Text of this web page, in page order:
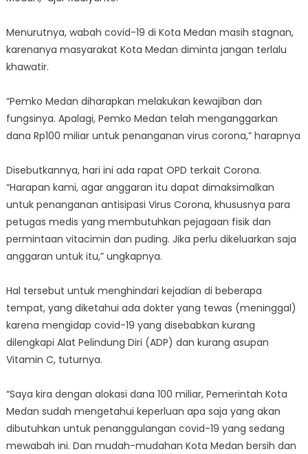
Menurutnya, wabah covid-19 di Kota Medan masih stagnan,
karenanya masyarakat Kota Medan diminta jangan terlalu
khawatir.
“Pemko Medan diharapkan melakukan kewajiban dan
fungsinya. Apalagi, Pemko Medan telah menganggarkan
dana Rp100 miliar untuk penanganan virus corona,” harapnya
Disebutkannya, hari ini ada rapat OPD terkait Corona.
“Harapan kami, agar anggaran itu dapat dimaksimalkan
untuk penanganan antisipasi Virus Corona, khususnya para
petugas medis yang membutuhkan pejagaan fisik dan
permintaan vitacimin dan puding. Jika perlu dikeluarkan saja
anggaran untuk itu,” ungkapnya.
Hal tersebut untuk menghindari kejadian di beberapa
tempat, yang diketahui ada dokter yang tewas (meninggal)
karena mengidap covid-19 yang disebabkan kurang
dilengkapi Alat Pelindung Diri (ADP) dan kurang asupan
Vitamin C, tuturnya.
“Saya kira dengan alokasi dana 100 miliar, Pemerintah Kota
Medan sudah mengetahui keperluan apa saja yang akan
dibutuhkan untuk penanggulangan covid-19 yang sedang
mewabah ini. Dan mudah-mudahan Kota Medan bersih dan